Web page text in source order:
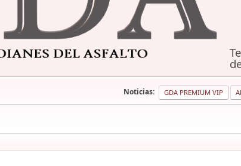
Noticias: GDA PREMIUM VIP